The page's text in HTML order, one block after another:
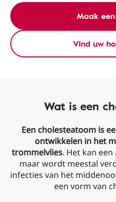
Maak
Vind uw
Wat is een
Een cholesteatoom is
ontwikkelen in het
trommelvlies. Het kan
maar wordt meestal
infecties van het
een vorm van